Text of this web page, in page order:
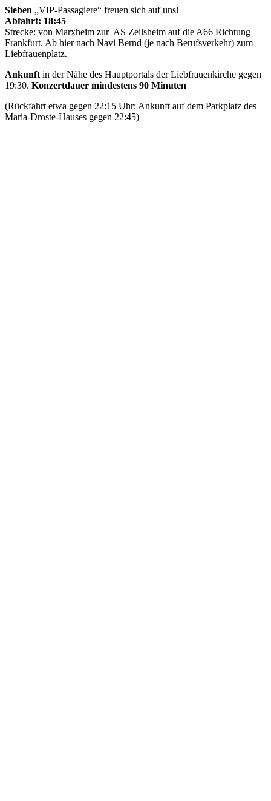
Sieben „VIP-Passagiere“ freuen sich auf uns!
Abfahrt: 18:45
Strecke: von Marxheim zur AS Zeilsheim auf die A66 Richtung
Frankfurt. Ab hier nach Navi Bernd (je nach Berufsverkehr) zum
Liebfrauenplatz.
Ankunft in der Nähe des Hauptportals der Liebfrauenkirche gegen
19:30. Konzertdauer mindestens 90 Minuten
(Rückfahrt etwa gegen 22:15 Uhr; Ankunft auf dem Parkplatz des
Maria-Droste-Hauses gegen 22:45)